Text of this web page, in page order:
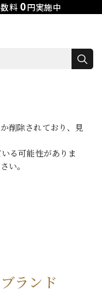
料 0円実施中
削除されており、見
る可能性がありま
い。
ランド